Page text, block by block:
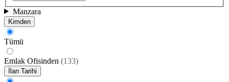
Manzara
Kimden
Tümü
Emlak Ofisinden (133)
İlan Tarihi